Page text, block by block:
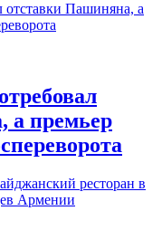
а премьер